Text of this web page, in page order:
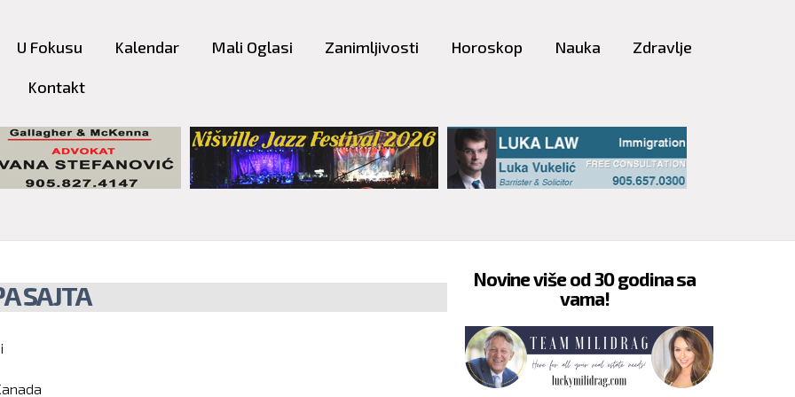
content
U Fokusu Kalendar Mali Oglasi Zanimljivosti Horoskop Nauka Zdravlje
Kontakt
SAJTA
Novine više od 30 godina sa
vama!